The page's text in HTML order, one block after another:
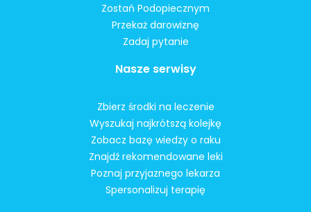
Zostań Podopiecznym
Przekaż darowiznę
Zadaj pytanie
Nasze serwisy
Zbierz środki na leczenie
Wyszukaj najkrótszą kolejkę
Zobacz bazę wiedzy o raku
Znajdź rekomendowane leki
Poznaj przyjaznego lekarza
Spersonalizuj terapię